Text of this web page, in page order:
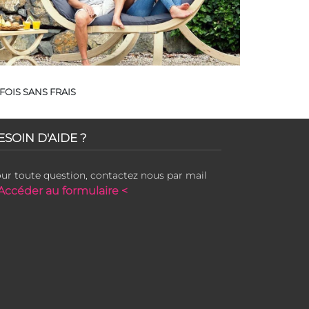
SANS FRAIS
D'AIDE ?
toute question, contactez nous par mail
au formulaire <